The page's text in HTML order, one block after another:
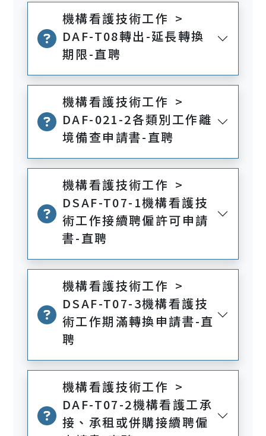
機構看護技術工作 >
DAF-T08轉出-延長轉換
期限-直聘
機構看護技術工作 >
DAF-021-2各類別工作離
境備查申請書-直聘
機構看護技術工作 >
DSAF-T07-1機構看護技
術工作接續聘僱許可申請
書-直聘
機構看護技術工作 >
DSAF-T07-3機構看護技
術工作期滿轉換申請書-直
聘
機構看護技術工作 >
DAF-T07-2機構看護工承
接、承租或併購接續聘僱